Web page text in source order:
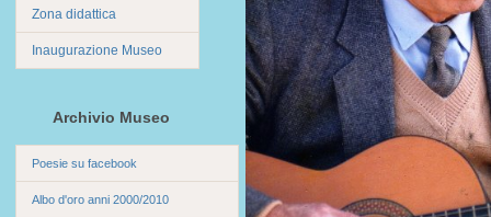
Zona didattica
Inaugurazione Museo
Archivio Museo
Poesie su facebook
Albo d'oro anni 2000/2010